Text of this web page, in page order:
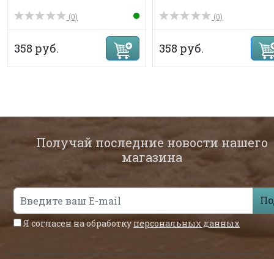
(0)
358 руб.
(0)
358 руб.
Получай последние новости нашего
магазина
Я согласен на обработку персональных данных